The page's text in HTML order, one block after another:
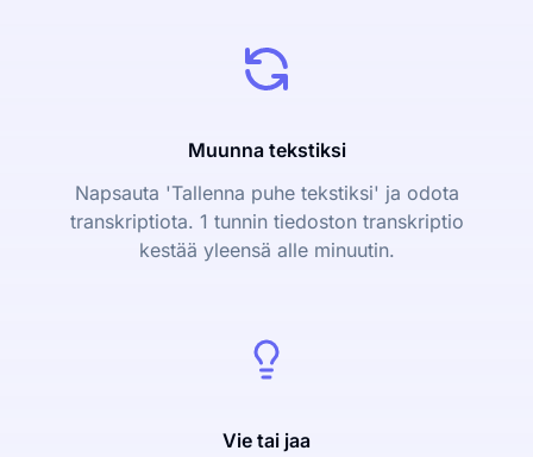
Muunna tekstiksi
Napsauta 'Tallenna puhe tekstiksi' ja odota
transkriptiota. 1 tunnin tiedoston transkriptio
kestää yleensä alle minuutin.
Vie tai jaa